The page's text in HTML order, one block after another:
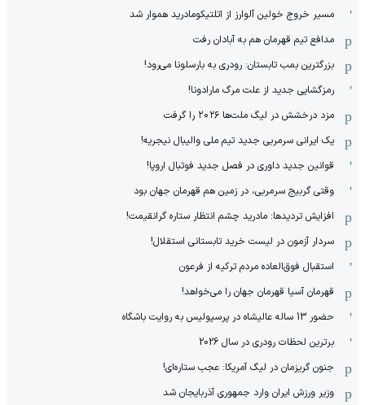
مسیر خروج خولین آلوارز از اتلتیکومادرید هموار شد
مدافع تیم قهرمان هم به آبادان رفت
بزرگترین بمب تابستان: رودری به بارسلونا می‌رود!
رمزگشایی جدید از علت مرگ مارادونا!
مزد درخشش در لیگ ملت‌ها ٢٠٢۶ را گرفت
یک ایرانی سرمربی جدید تیم ملی والیبال نیجریه!
قوانین جدید داوری در فصل جدید فوتبال اروپا!
وقتی گربیج سرمربی، در زمین هم قهرمان جهان بود
افزایش تردیدها: مادرید چشم انتظار ستاره گرانقیمت!
سردار آزمون در لیست خرید تابستانی استقلال!
استقبال فوق‌‌العاده مردم ترکیه از فرعون
قهرمان آسیا قهرمان جهان را می‌خواهد!
حضور 13 ساله عالیشاه در پرسپولیس به روایت باشگاه
برترین لحظات رودری در سال 2026
جنون گریزمان در لیگ آمریکا: عجب ستاره‌ای!
وزیر ورزش ایران وارد جمهوری آذربایجان شد